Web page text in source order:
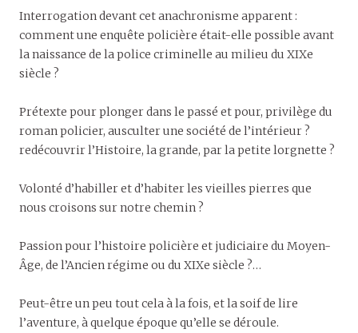
Interrogation devant cet anachronisme apparent :
comment une enquête policière était-elle possible avant
la naissance de la police criminelle au milieu du XIXe
siècle ?
Prétexte pour plonger dans le passé et pour, privilège du
roman policier, ausculter une société de l’intérieur ?
redécouvrir l’Histoire, la grande, par la petite lorgnette ?
Volonté d’habiller et d’habiter les vieilles pierres que
nous croisons sur notre chemin ?
Passion pour l’histoire policière et judiciaire du Moyen-
Âge, de l’Ancien régime ou du XIXe siècle ?…
Peut-être un peu tout cela à la fois, et la soif de lire
l’aventure, à quelque époque qu’elle se déroule.